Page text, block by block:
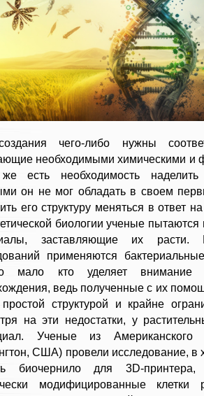
чего-либо нужны
необходимыми химическими и
есть необходимость наделить
он не мог обладать в своем
его структуру меняться в ответ
биологии ученые
заставляющие их расти.
применяются
мало кто уделяет внимание
ведь полученные с их
структурой и крайне
на эти недостатки, у
Ученые из Американского
США) провели исследование, в
биочернило для 3D-
модифицированные клетки